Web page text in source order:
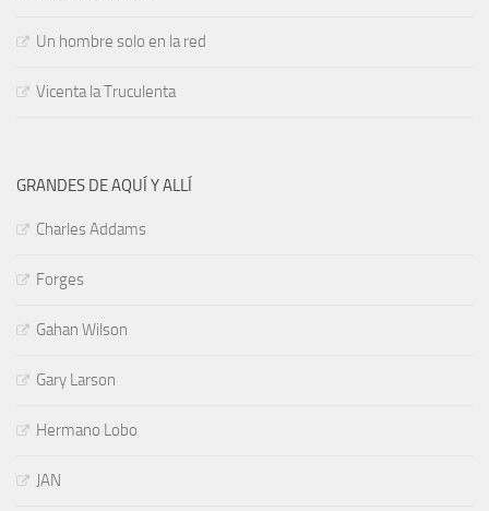
Un hombre solo en la red
Vicenta la Truculenta
GRANDES DE AQUÍ Y ALLÍ
Charles Addams
Forges
Gahan Wilson
Gary Larson
Hermano Lobo
JAN